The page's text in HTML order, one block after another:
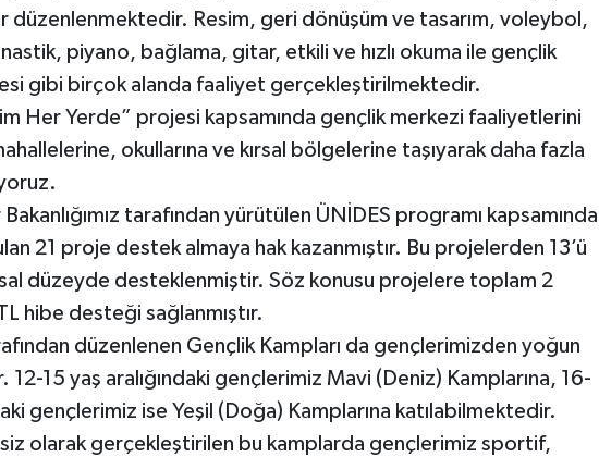
düzenlenmektedir. Resim, geri dönüşüm ve tasarım, voleybol,
piyano, bağlama, gitar, etkili ve hızlı okuma ile gençlik
gibi birçok alanda faaliyet gerçekleştirilmektedir.
Her Yerde” projesi kapsamında gençlik merkezi faaliyetlerini
okullarına ve kırsal bölgelerine taşıyarak daha fazla
tarafından yürütülen ÜNİDES programı kapsamında
21 proje destek almaya hak kazanmıştır. Bu projelerden 13’ü
düzeyde desteklenmiştir. Söz konusu projelere toplam 2
hibe desteği sağlanmıştır.
düzenlenen Gençlik Kampları da gençlerimizden yoğun
15 yaş aralığındaki gençlerimiz Mavi (Deniz) Kamplarına, 16-
gençlerimiz ise Yeşil (Doğa) Kamplarına katılabilmektedir.
olarak gerçekleştirilen bu kamplarda gençlerimiz sportif,